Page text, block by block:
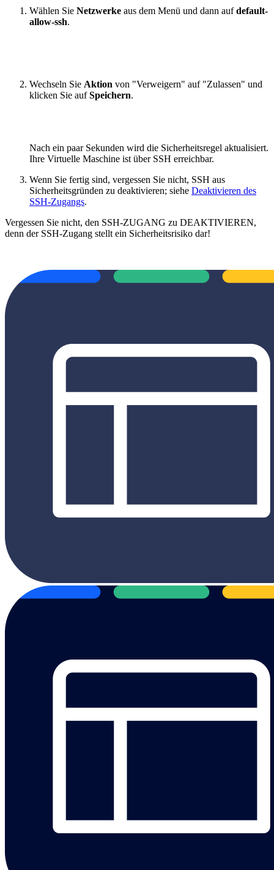
Wählen Sie Netzwerke aus dem Menü und dann aufdefault-
allow-ssh.
Wechseln Sie Aktion von "Verweigern" auf "Zulassen" und
klicken Sie aufSpeichern.
Nach ein paar Sekunden wird die Sicherheitsregel aktualisiert.
Ihre Virtuelle Maschine ist über SSH erreichbar.
Wenn Sie fertig sind, vergessen Sie nicht, SSH aus
Sicherheitsgründen zu deaktivieren; siehe Deaktivieren des
SSH-Zugangs.
Vergessen Sie nicht, den SSH-ZUGANG zu DEAKTIVIEREN,
denn der SSH-Zugang stellt ein Sicherheitsrisiko dar!